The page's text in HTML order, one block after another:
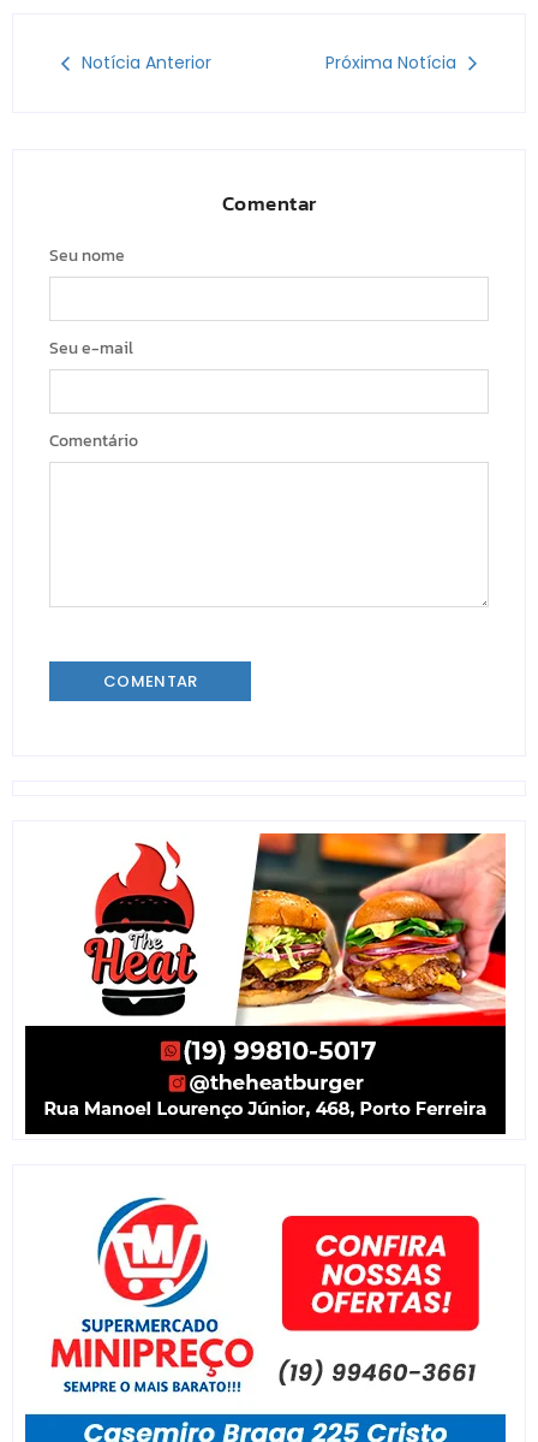
Notícia Anterior Próxima Notícia
Comentar
Seu nome
Seu e-mail
Comentário